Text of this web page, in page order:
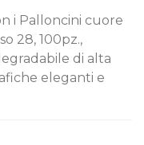
i Palloncini cuore
28, 100pz.,
di alta
eleganti e